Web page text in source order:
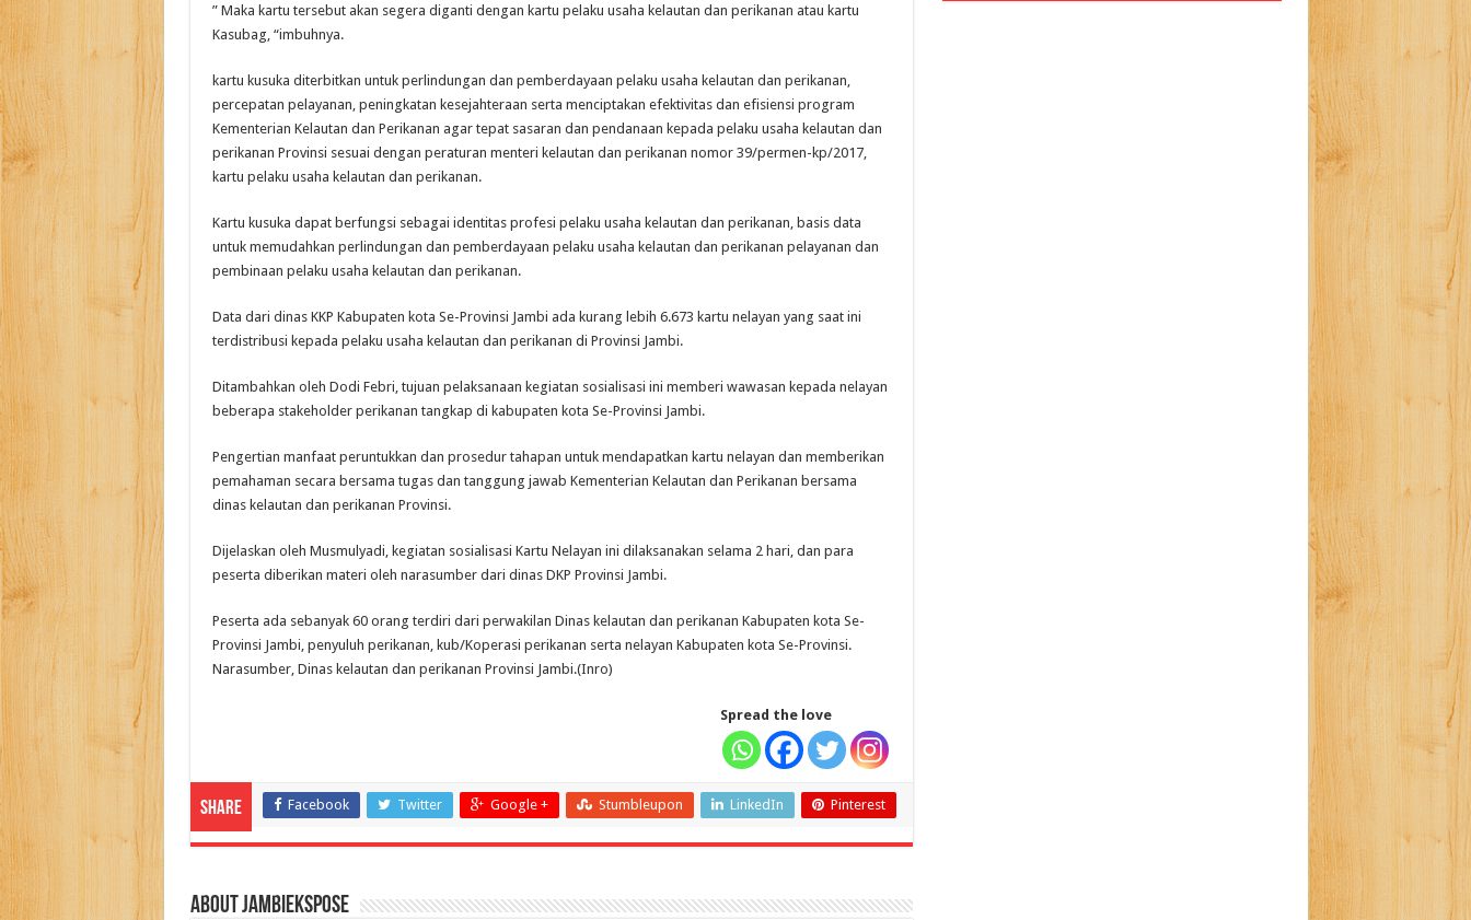
” Maka kartu tersebut akan segera diganti dengan kartu pelaku usaha kelautan dan perikanan atau kartu
Kasubag, “imbuhnya.
kartu kusuka diterbitkan untuk perlindungan dan pemberdayaan pelaku usaha kelautan dan perikanan,
percepatan pelayanan, peningkatan kesejahteraan serta menciptakan efektivitas dan efisiensi program
Kementerian Kelautan dan Perikanan agar tepat sasaran dan pendanaan kepada pelaku usaha kelautan dan
perikanan Provinsi sesuai dengan peraturan menteri kelautan dan perikanan nomor 39/permen-kp/2017,
kartu pelaku usaha kelautan dan perikanan.
Kartu kusuka dapat berfungsi sebagai identitas profesi pelaku usaha kelautan dan perikanan, basis data
untuk memudahkan perlindungan dan pemberdayaan pelaku usaha kelautan dan perikanan pelayanan dan
pembinaan pelaku usaha kelautan dan perikanan.
Data dari dinas KKP Kabupaten kota Se-Provinsi Jambi ada kurang lebih 6.673 kartu nelayan yang saat ini
terdistribusi kepada pelaku usaha kelautan dan perikanan di Provinsi Jambi.
Ditambahkan oleh Dodi Febri, tujuan pelaksanaan kegiatan sosialisasi ini memberi wawasan kepada nelayan
beberapa stakeholder perikanan tangkap di kabupaten kota Se-Provinsi Jambi.
Pengertian manfaat peruntukkan dan prosedur tahapan untuk mendapatkan kartu nelayan dan memberikan
pemahaman secara bersama tugas dan tanggung jawab Kementerian Kelautan dan Perikanan bersama
dinas kelautan dan perikanan Provinsi.
Dijelaskan oleh Musmulyadi, kegiatan sosialisasi Kartu Nelayan ini dilaksanakan selama 2 hari, dan para
peserta diberikan materi oleh narasumber dari dinas DKP Provinsi Jambi.
Peserta ada sebanyak 60 orang terdiri dari perwakilan Dinas kelautan dan perikanan Kabupaten kota Se-
Provinsi Jambi, penyuluh perikanan, kub/Koperasi perikanan serta nelayan Kabupaten kota Se-Provinsi.
Narasumber, Dinas kelautan dan perikanan Provinsi Jambi.(Inro)
Spread the love
Share Facebook Twitter Google + Stumbleupon LinkedIn Pinterest
About jambiekspose